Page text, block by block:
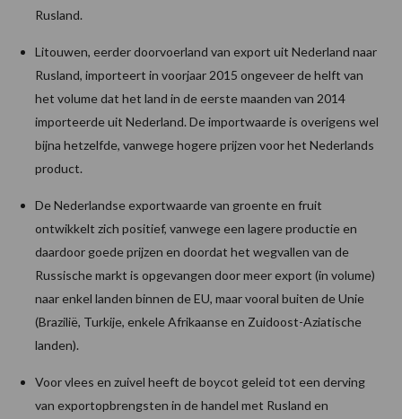
Rusland.
Litouwen, eerder doorvoerland van export uit Nederland naar
Rusland, importeert in voorjaar 2015 ongeveer de helft van
het volume dat het land in de eerste maanden van 2014
importeerde uit Nederland. De importwaarde is overigens wel
bijna hetzelfde, vanwege hogere prijzen voor het Nederlands
product.
De Nederlandse exportwaarde van groente en fruit
ontwikkelt zich positief, vanwege een lagere productie en
daardoor goede prijzen en doordat het wegvallen van de
Russische markt is opgevangen door meer export (in volume)
naar enkel landen binnen de EU, maar vooral buiten de Unie
(Brazilië, Turkije, enkele Afrikaanse en Zuidoost-Aziatische
landen).
Voor vlees en zuivel heeft de boycot geleid tot een derving
van exportopbrengsten in de handel met Rusland en